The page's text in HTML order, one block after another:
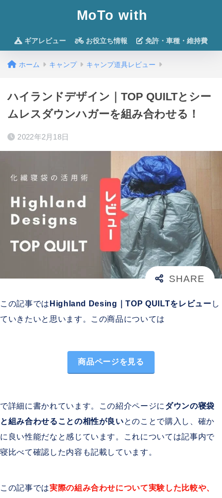
MoTo with
ギアレビュー お役立ち情報 免許・車種・維持費
ホーム キャンプ キャンプ道具レビュー
ハイランドデザイン｜TOP QUILTとシー
ムレスダウンハガーを組み合わせる！
2022年2月18日
この記事ではHighland Desing｜TOP QUILTをレビュー し
ていきたいと思います。この商品については
商品ページを見る
で詳細に書かれています。この紹介ページに ダウンの寝袋
と組み合わせることの相性が良いとのことで購入し、確か
に良い性能だなと感じています。これについては記事内で
寝比べて確認した内容も記載しています。
この記事では実際の組み合わせについて実験した比較や、